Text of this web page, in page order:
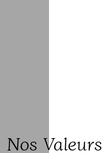
Nos Valeurs